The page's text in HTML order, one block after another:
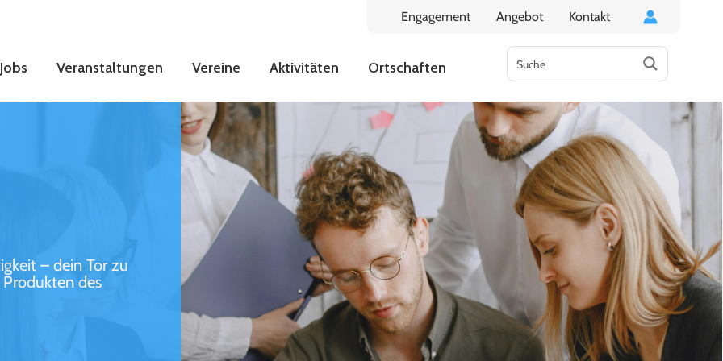
Engagement Angebot Kontakt
Jobs Veranstaltungen Vereine Aktivitäten Ortschaften
– dein Tor zu
des